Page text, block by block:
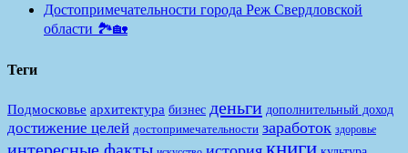
Достопримечательности города Реж Свердловской
области 🏞️🏡
Теги
Подмосковье архитектура бизнес деньги дополнительный доход
достижение целей достопримечательности заработок здоровье